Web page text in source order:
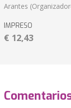
Arantes
IMPRESO
€ 12,43